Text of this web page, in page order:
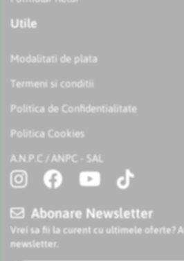
Utile
Modalitati de plata
Termeni si conditii
Politica de Confidentialitate
Politica Cookies
A.N.P.C / ANPC - SAL
Abonare Newsletter
Vrei sa fii la curent cu ultimele oferte?
newsletter.